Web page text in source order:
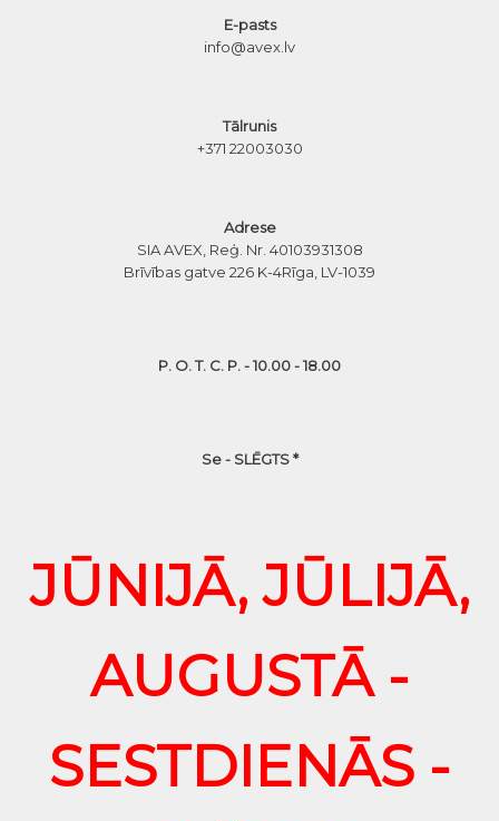
E-pasts
info@avex.lv
Tālrunis
+371 22003030
Adrese
SIA AVEX, Reģ. Nr. 40103931308
Brīvības gatve 226 K-4Rīga, LV-1039
P. O. T. C. P. - 10.00 - 18.00
Se - SLĒGTS *
JŪNIJĀ, JŪLIJĀ,
AUGUSTĀ -
SESTDIENĀS -